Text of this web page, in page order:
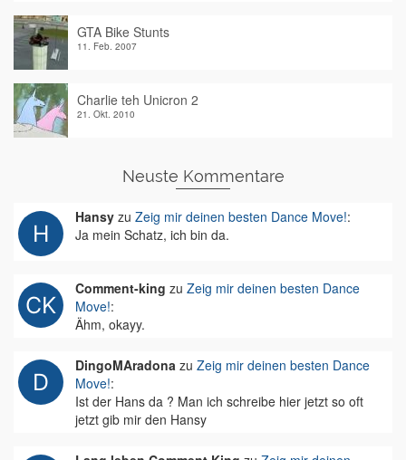
GTA Bike Stunts
11. Feb. 2007
Charlie teh Unicron 2
21. Okt. 2010
Neuste Kommentare
Hansy zu Zeig mir deinen besten Dance Move!:
Ja mein Schatz, ich bin da.
Comment-king zu Zeig mir deinen besten Dance
Move!:
Ähm, okayy.
DingoMAradona zu Zeig mir deinen besten Dance
Move!:
Ist der Hans da ? Man ich schreibe hier jetzt so oft
jetzt gib mir den Hansy